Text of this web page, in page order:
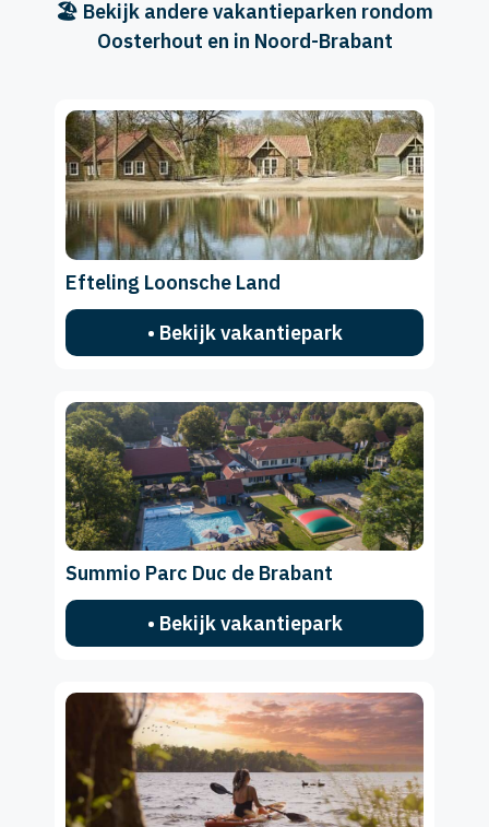
🏖️ Bekijk andere vakantieparken rondom
Oosterhout en in Noord-Brabant
Efteling Loonsche Land
• Bekijk vakantiepark
Summio Parc Duc de Brabant
• Bekijk vakantiepark